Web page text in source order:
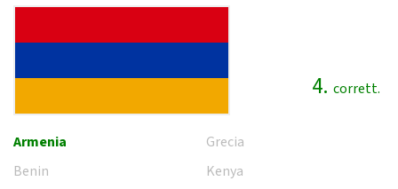
4. corrett.
Armenia
Benin
Grecia
Kenya